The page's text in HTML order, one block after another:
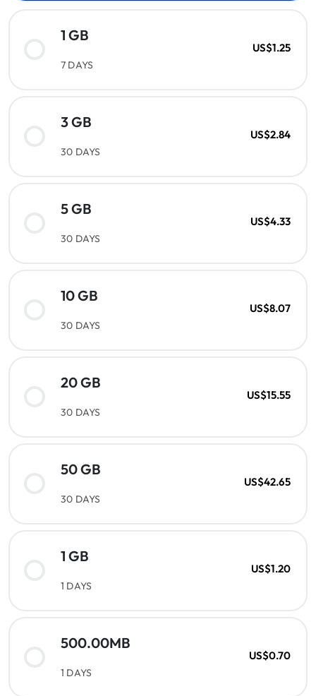
1 GB
7 DAYS
US$1.25
3 GB
30 DAYS
US$2.84
5 GB
30 DAYS
US$4.33
10 GB
30 DAYS
US$8.07
20 GB
30 DAYS
US$15.55
50 GB
30 DAYS
US$42.65
1 GB
1 DAYS
US$1.20
500.00MB
1 DAYS
US$0.70